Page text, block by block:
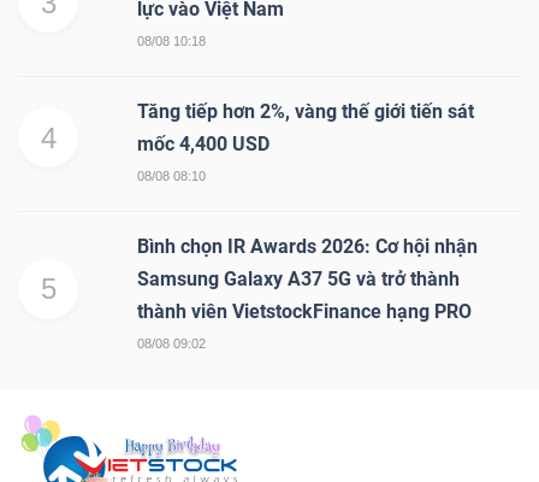
lực vào Việt Nam
08/08 10:18
4
Tăng tiếp hơn 2%, vàng thế giới tiến sát
mốc 4,400 USD
08/08 08:10
5
Bình chọn IR Awards 2026: Cơ hội nhận
Samsung Galaxy A37 5G và trở thành
thành viên VietstockFinance hạng PRO
08/08 09:02